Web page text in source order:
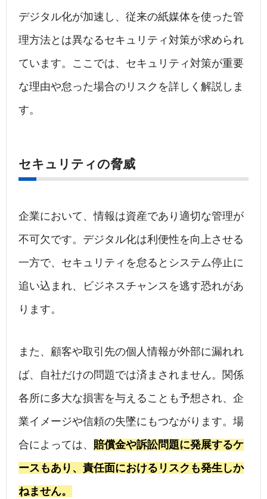
デジタル化が加速し、従来の紙媒体を使った管
理方法とは異なるセキュリティ対策が求められ
ています。ここでは、セキュリティ対策が重要
な理由や怠った場合のリスクを詳しく解説しま
す。
セキュリティの脅威
企業において、情報は資産であり適切な管理が
不可欠です。デジタル化は利便性を向上させる
一方で、セキュリティを怠るとシステム停止に
追い込まれ、ビジネスチャンスを逃す恐れがあ
ります。
また、顧客や取引先の個人情報が外部に漏れれ
ば、自社だけの問題では済まされません。関係
各所に多大な損害を与えることも予想され、企
業イメージや信頼の失墜にもつながります。場
合によっては、 賠償金や訴訟問題に発展するケ
ースもあり、責任面におけるリスクも発生しか
ねません。